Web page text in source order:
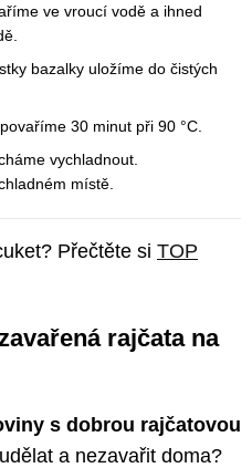
ve vroucí vodě a ihned
bazalky uložíme do čistých
30 minut při 90 °C.
vychladnout.
místě.
Přečtěte si TOP
rajčata na
s dobrou rajčatovou
a nezavařit doma?